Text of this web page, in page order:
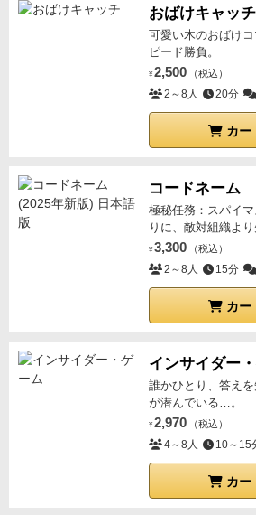
番隊の存在は表に出さず、隊
らし、標的の情報を収集して
面に、滲む血染めのだんだら羽
照らせば「逆さ誠」の文字浮か
ざる新選組「零番隊」の活躍
おばけキャッチ
可愛い木のおばけ
ピード勝負。
¥ 2,500 （税込）
2～8人 20分
カー
コードネーム
極秘任務：スパイ
りに、敵対組織よ
¥ 3,300 （税込）
2～8人 15分
カー
インサイダー
誰かひとり、答え
が潜んでいる…。
¥ 2,970 （税込）
4～8人 10～15
カー